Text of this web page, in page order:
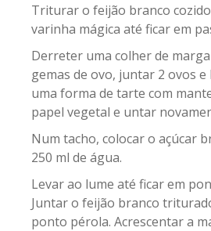
Triturar o feijão branco
varinha mágica até ficar em
Derreter uma colher de
gemas de ovo, juntar 2 ovos
uma forma de tarte com
papel vegetal e untar
Num tacho, colocar o açúcar
250 ml de água.
Levar ao lume até ficar em
Juntar o feijão branco
ponto pérola. Acrescentar a